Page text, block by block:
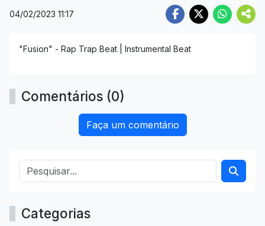
04/02/2023 11:17
"Fusion" - Rap Trap Beat | Instrumental Beat
Comentários (0)
Faça um comentário
Categorias